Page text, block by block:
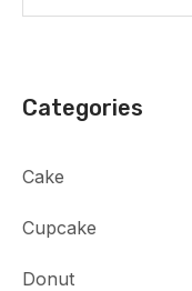
Categories
Cake
Cupcake
Donut